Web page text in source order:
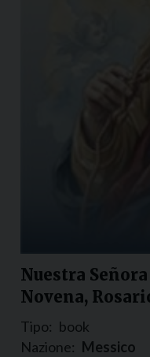
Nuestra
Novena,
Tipo: book
Nazione: Messico